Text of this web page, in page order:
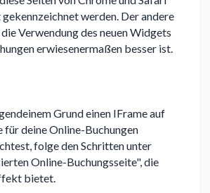
werden. Der andere
Verwendung des neuen Widgets
erwiesenermaßen besser ist.
Grund einen IFrame auf
für deine Online-Buchungen
folge den Schritten unter
Online-Buchungsseite", die
bietet.